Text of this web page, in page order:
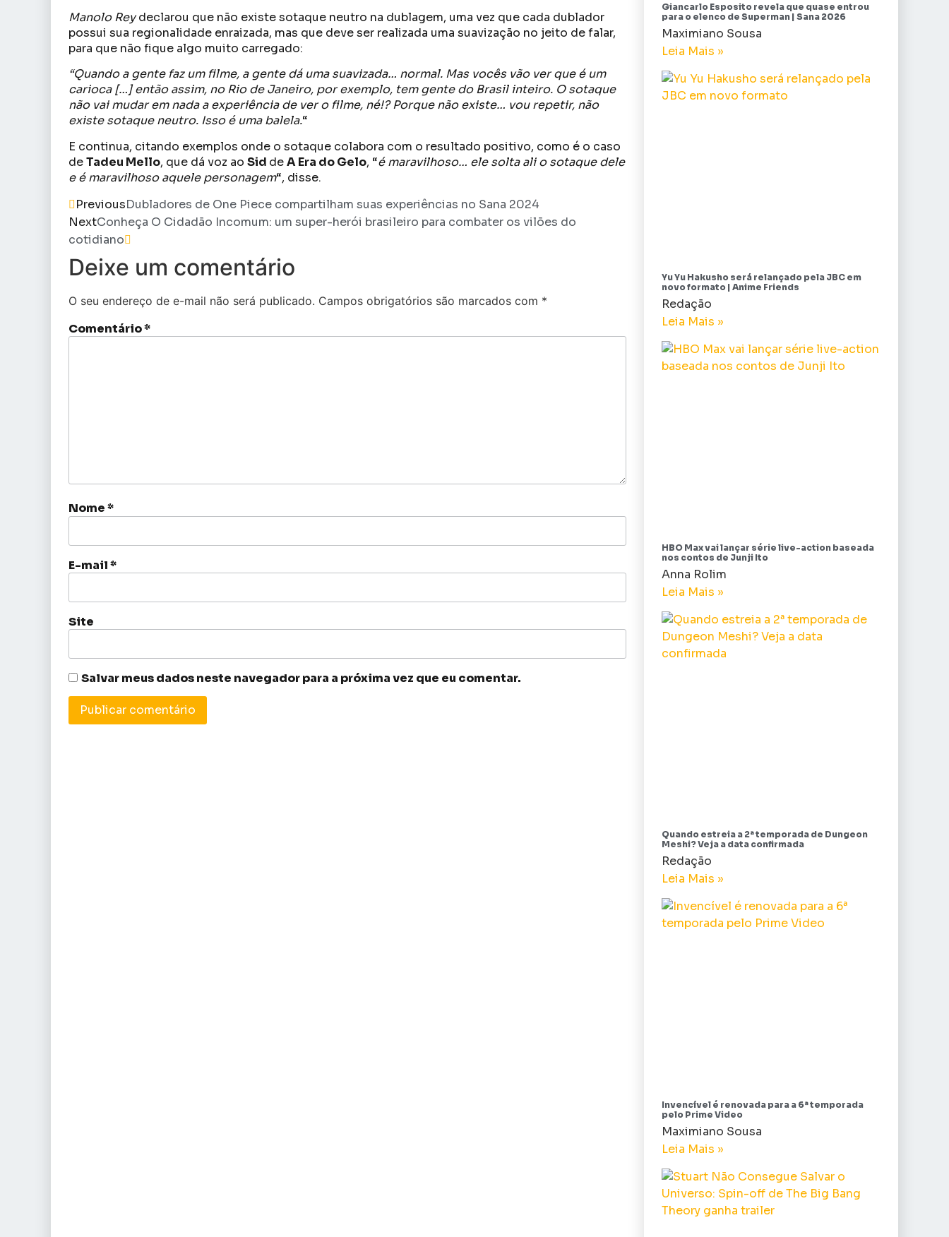
Manolo Reydeclarou que não existe sotaque neutro na dublagem, uma vez que cada dublador
possui sua regionalidade enraizada, mas que deve ser realizada uma suavização no jeito de falar,
para que não fique algo muito carregado:
“Quando a gente faz um filme, a gente dá uma suavizada… normal. Mas vocês vão ver que é um
carioca […] então assim, no Rio de Janeiro, por exemplo, tem gente do Brasil inteiro. O sotaque
não vai mudar em nada a experiência de ver o filme, né!? Porque não existe… vou repetir, não
existe sotaque neutro. Isso é uma balela.“
E continua, citando exemplos onde o sotaque colabora com o resultado positivo, como é o caso
deTadeu Mello, que dá voz ao Sid deA Era do Gelo, “é maravilhoso… ele solta ali o sotaque dele
e é maravilhoso aquele personagem“, disse.
PreviousDubladores de One Piece compartilham suas experiências no Sana 2024
NextConheça O Cidadão Incomum: um super-herói brasileiro para combater os vilões do
cotidiano
Deixe um comentário
O seu endereço de e-mail não será publicado. Campos obrigatórios são marcados com *
Comentário*
Nome*
E-mail*
Site
Salvar meus dados neste navegador para a próxima vez que eu comentar.
Giancarlo Esposito revela que quase entrou
para o elenco de Superman | Sana 2026
Maximiano Sousa
Leia Mais »
Yu Yu Hakusho será relançado pela JBC em
novo formato | Anime Friends
Redação
Leia Mais »
HBO Max vai lançar série live-action baseada
nos contos de Junji Ito
Anna Rolim
Leia Mais »
Quando estreia a 2ª temporada de Dungeon
Meshi? Veja a data confirmada
Redação
Leia Mais »
Invencível é renovada para a 6ª temporada
pelo Prime Video
Maximiano Sousa
Leia Mais »